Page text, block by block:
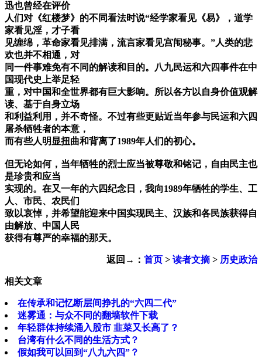
迅也曾经在评价
人们对《红楼梦》的不同看法时说“经学家看见《易》，道学
家看见淫，才子看
见缠绵，革命家看见排满，流言家看见宫闱秘事。”人类的悲
欢也并不相通，对
同一件事难免有不同的解读和目的。八九民运和六四事件在中
国现代史上举足轻
重，对中国和全世界都有巨大影响。所以各方以自身价值观解
读、基于自身立场
和利益利用，并不奇怪。不过有些更贴近当年参与民运和六四
屠杀牺牲者的本意，
而有些人明显扭曲和背离了1989年人们的初心。
但无论如何，当年牺牲的烈士应当被尊敬和铭记，自由民主也
是珍贵和应当
实现的。在又一年的六四纪念日，我向1989年牺牲的学生、工
人、市民、农民们
致以哀悼，并希望能迎来中国实现民主、汉族和各民族获得自
由解放、中国人民
获得有尊严的幸福的那天。
返回→： 首页 > 读者文摘> 历史政治
相关文章
在传承和记忆断层间挣扎的“六四二代”
迷雾通：与众不同的翻墙软件下载
年轻群体持续涌入股市 韭菜又长高了？
台湾有什么不同的生活方式？
假如我可以回到“八九六四”？